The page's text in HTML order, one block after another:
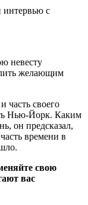
интервью с
невесту
желающим
своего
Нью-Йорк. Каким
он предсказал,
времени в
свою
вас